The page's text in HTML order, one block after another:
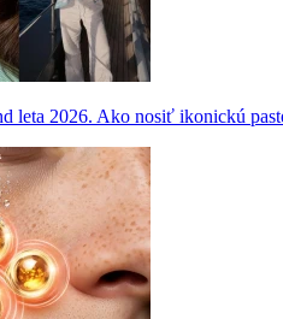
leta 2026. Ako nosiť ikonickú